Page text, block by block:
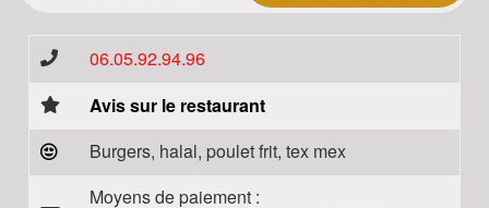
06.05.92.94.96
Avis sur le restaurant
Burgers, halal, poulet frit, tex mex
Moyens de paiement :